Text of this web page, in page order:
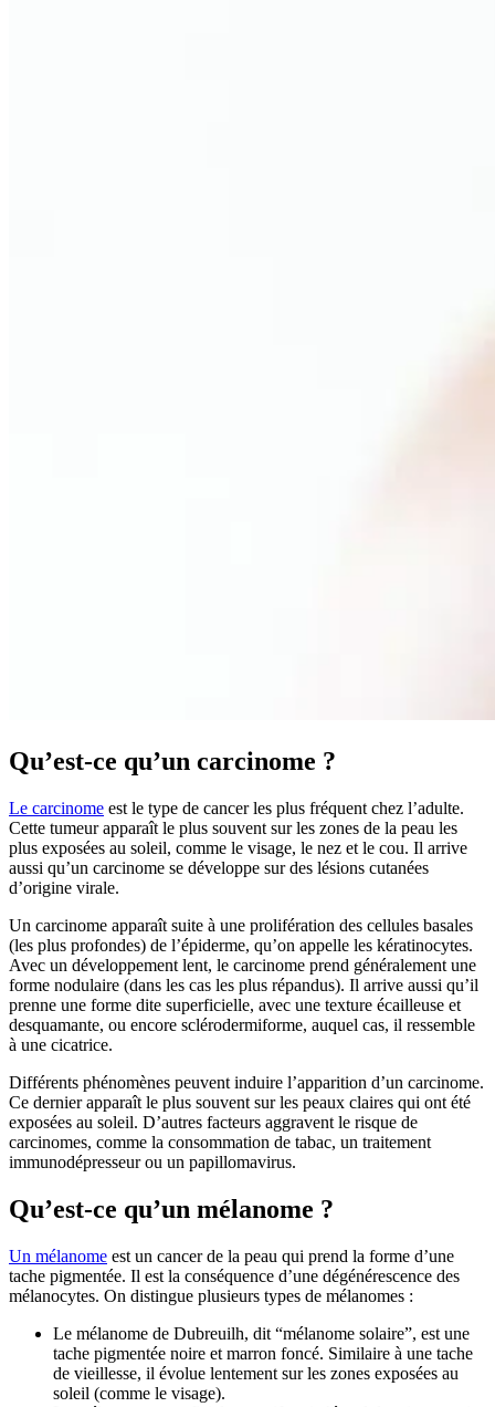
Qu’est-ce qu’un carcinome ?
Le carcinome est le type de cancer les plus fréquent chez l’adulte.
Cette tumeur apparaît le plus souvent sur les zones de la peau les
plus exposées au soleil, comme le visage, le nez et le cou. Il arrive
aussi qu’un carcinome se développe sur des lésions cutanées
d’origine virale.
Un carcinome apparaît suite à une prolifération des cellules basales
(les plus profondes) de l’épiderme, qu’on appelle les kératinocytes.
Avec un développement lent, le carcinome prend généralement une
forme nodulaire (dans les cas les plus répandus). Il arrive aussi qu’il
prenne une forme dite superficielle, avec une texture écailleuse et
desquamante, ou encore sclérodermiforme, auquel cas, il ressemble
à une cicatrice.
Différents phénomènes peuvent induire l’apparition d’un carcinome.
Ce dernier apparaît le plus souvent sur les peaux claires qui ont été
exposées au soleil. D’autres facteurs aggravent le risque de
carcinomes, comme la consommation de tabac, un traitement
immunodépresseur ou un papillomavirus.
Qu’est-ce qu’un mélanome ?
Un mélanome est un cancer de la peau qui prend la forme d’une
tache pigmentée. Il est la conséquence d’une dégénérescence des
mélanocytes. On distingue plusieurs types de mélanomes :
Le mélanome de Dubreuilh, dit “mélanome solaire”, est une
tache pigmentée noire et marron foncé. Similaire à une tache
de vieillesse, il évolue lentement sur les zones exposées au
soleil (comme le visage).